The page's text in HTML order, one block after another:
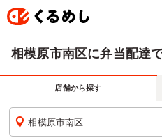
相模原市南区に弁当配達
店舗から探す
相模原市南区